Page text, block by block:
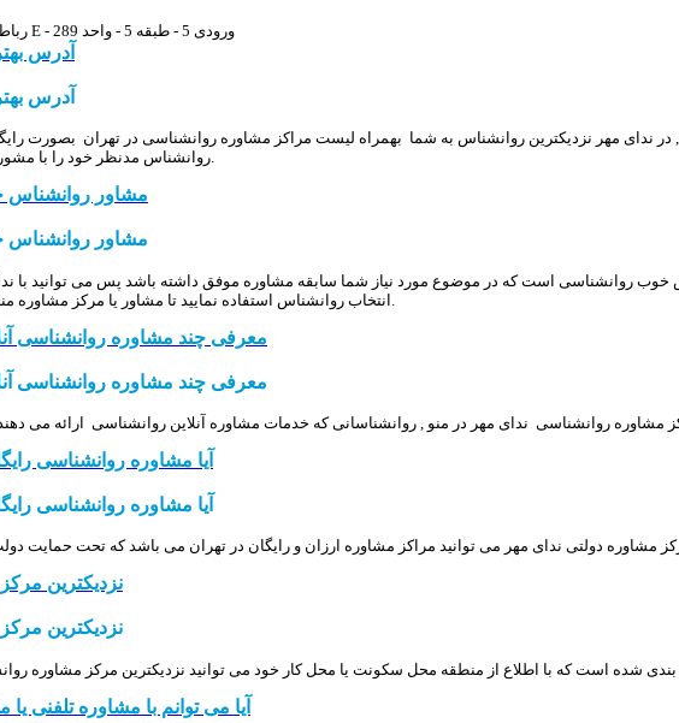
رباط کریم - شهر جدید پرند - میدان استقلال - بلوک E - ورودی 5 - طبقه 5 - واحد 289
آدرس
آدرس
, در ندای مهر نزدیکترین روانشناس به شما بهمراه لیست مراکز مشاوره روانشناسی در تهران بصورت
روانشناس مدنظر خود را با مشورت ندای مهر و بر اساس نیاز خود انتخاب نمایید.
مشاور روانشناس
مشاور روانشناس
روانشناسی است که در موضوع مورد نیاز شما سابقه مشاوره موفق داشته باشد پس می توانید با
معرفی چند مشاوره روانشناسی
معرفی چند مشاوره روانشناسی
مشاوره روانشناسی ندای مهر در منو , روانشناسانی که خدمات مشاوره آنلاین روانشناسی ارائه می
آیا مشاوره روانشناسی
آیا مشاوره روانشناسی
مشاوره دولتی ندای مهر می توانید مراکز مشاوره ارزان و رایگان در تهران می باشد که تحت حمایت
نزدیکترین
نزدیکترین
آیا می توانم با مشاوره تلفنی